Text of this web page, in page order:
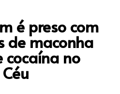
é preso com
de maconha
cocaína no